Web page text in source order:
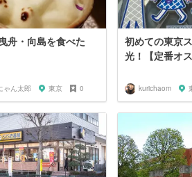
舟・向島を食べた
ゃん太郎 東京 0
初めての東京
光！【定番オス
kurichaom